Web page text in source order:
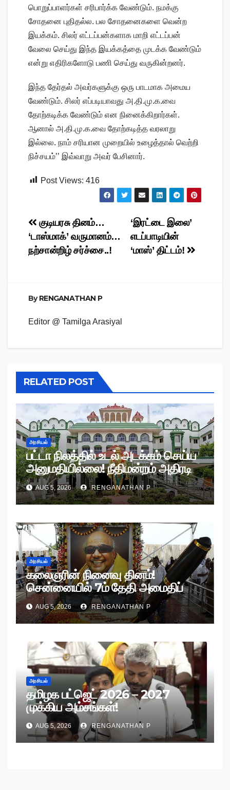
பொறுப்பாளர்கள் சரிபார்க்க வேண்டும். நமக்கு
சோதனை புதிதல்ல. பல சோதனைகளை வென்ற
இயக்கம். சிலர் எட்டப்பன்களாக மாறி எட்டப்பன்
வேலை செய்து இந்த இயக்கத்தை முடக்க வேண்டும்
என்று எதிரிகளோடு பணி செய்து வருகின்றனர்.
இந்த தேர்தல் அவர்களுக்கு ஒரு பாடமாக அமைய
வேண்டும். சிலர் எப்படியாவது அ.தி.மு.க.வை
தோற்கடிக்க வேண்டும் என நினைக்கிறார்கள்.
ஆனால் அ.தி.மு.க.வை தோற்கடித்த வரலாறு
இல்லை. நாம் சரியான முறையில் உழைத்தால் வெற்றி
நிச்சயம்’’ இவ்வாறு அவர் பேசினார்.
Post Views: 416
Post
navigation
‘இரட்டை இலை’
எடப்பாடியின்
‘மாஸ்’ திட்டம்!
குடியரசு தினம்…
‘டாஸ்மாக்’ வருமானம்…
நற்சான்றிழ் சர்ச்சை..!
ByRENGANATHAN P
Editor @ Tamilga Arasiyal
RELATED POST
அரசியல்
பட்டா நிலத்தில் உடல் அடக்கம் செய்ய
அனுமதியில்லை! நீதிமன்றம் அதிரடி
உத்தரவு!
AUG 5, 2026 RENGANATHAN P
அரசியல்
கலைஞரின் நினைவு தினம்!
சென்னையில் 7ம் தேதி அமைதிப்
பேரணி!
AUG 5, 2026 RENGANATHAN P
அரசியல்
தமிழக பட்ஜெட் 2026 – 2027
முக்கிய அம்சங்கள்!
AUG 5, 2026 RENGANATHAN P